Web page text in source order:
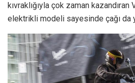
kıvraklığıyla çok zaman kazandıran
elektrikli modeli sayesinde çağı da